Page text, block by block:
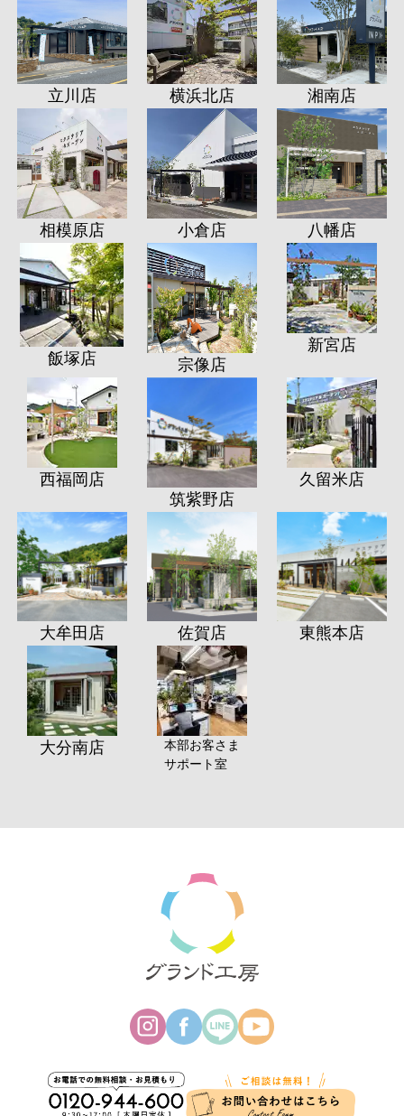
立川店 横浜北店 湘南店
相模原店 小倉店 八幡店
飯塚店 宗像店
新宮店
西福岡店
筑紫野店
久留米店
大牟田店 佐賀店 東熊本店
大分南店
本部お客さま
サポート室